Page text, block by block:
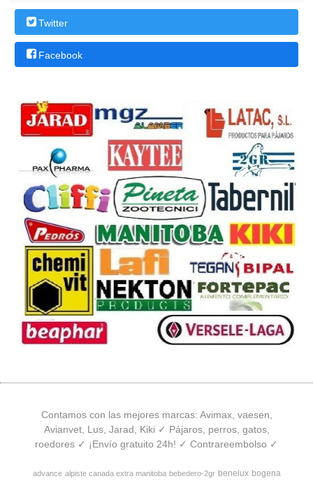
Twitter
Facebook
Contamos con las mejores marcas: Avimax, vaesen,
Avianvet, Lus, Jarad, Kiki ✓ Pájaros, perros, gatos,
roedores ✓ ¡Envío gratuito 24h! ✓ Contrareembolso ✓
advance alpiste canada extra manitoba bebedero-2gr benelux bogena